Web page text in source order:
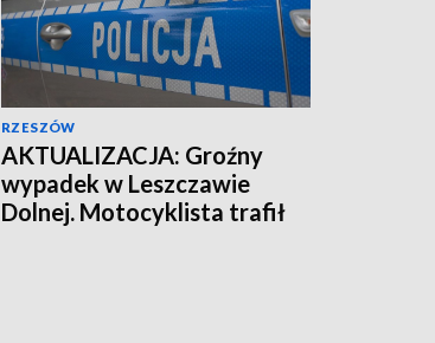
RZESZÓW
AKTUALIZACJA: Groźny
wypadek w Leszczawie
Dolnej. Motocyklista trafił